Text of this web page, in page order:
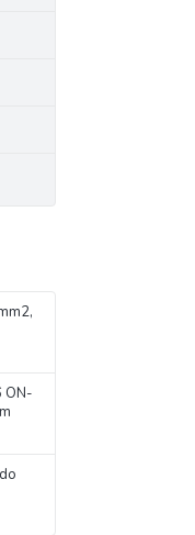
ON-